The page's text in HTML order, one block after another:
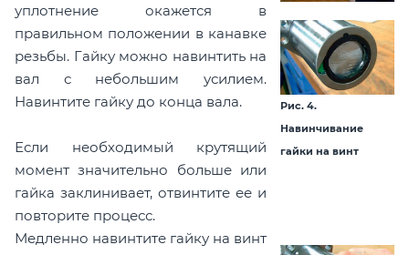
уплотнение окажется в
правильном положении в канавке
резьбы. Гайку можно навинтить на
вал с небольшим усилием.
Навинтите гайку до конца вала.
Если необходимый крутящий
момент значительно больше или
гайка заклинивает, отвинтите ее и
повторите процесс.
Рис. 4.
Навинчивание
гайки на винт
Медленно навинтите гайку на винт